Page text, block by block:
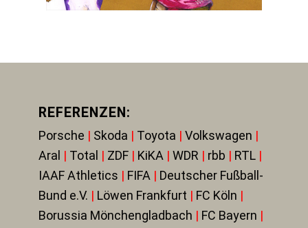
REFERENZEN:
Porsche | Skoda | Toyota | Volkswagen |
Aral | Total | ZDF | KiKA | WDR | rbb | RTL |
IAAF Athletics | FIFA | Deutscher Fußball-
Bund e.V. | Löwen Frankfurt | FC Köln |
Borussia Mönchengladbach | FC Bayern |